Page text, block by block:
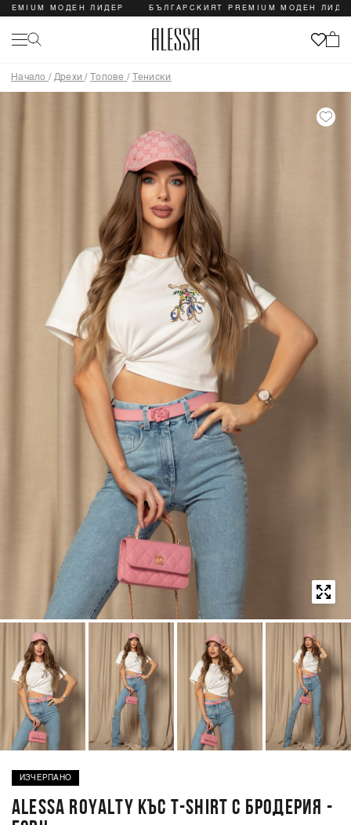
МОДЕН ЛИДЕР БЪЛГАРСКИЯТ PREMIUM МОДЕН ЛИДЕР
Начало / Дрехи / Топове / Тениски
ИЗЧЕРПАНО
ALESSA ROYALTY КЪС T-SHIRT С БРОДЕРИЯ -